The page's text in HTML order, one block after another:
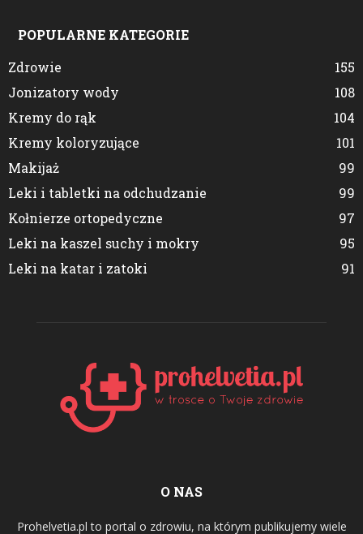
POPULARNE KATEGORIE
Zdrowie
155
Jonizatory wody
108
Kremy do rąk
104
Kremy koloryzujące
101
Makijaż
99
Leki i tabletki na odchudzanie
99
Kołnierze ortopedyczne
97
Leki na kaszel suchy i mokry
95
Leki na katar i zatoki
91
O NAS
Prohelvetia.pl to portal o zdrowiu, na którym publikujemy wiele